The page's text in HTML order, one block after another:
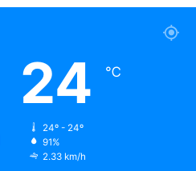
24 ℃
24º - 24º
91%
2.33 km/h